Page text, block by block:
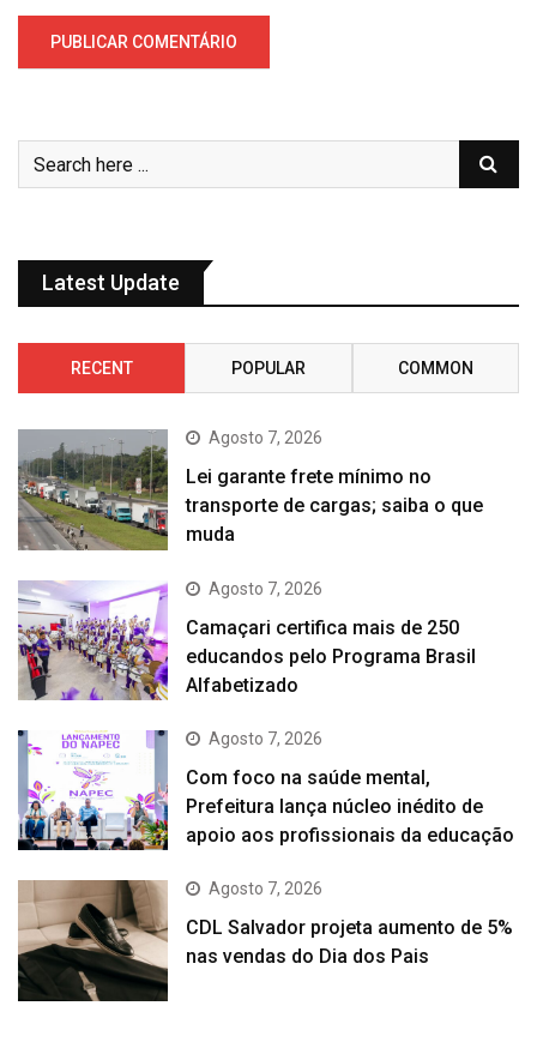
Latest Update
RECENT POPULAR COMMON
Agosto 7, 2026
Lei garante frete mínimo no
transporte de cargas; saiba o que
muda
Agosto 7, 2026
Camaçari certifica mais de 250
educandos pelo Programa Brasil
Alfabetizado
Agosto 7, 2026
Com foco na saúde mental,
Prefeitura lança núcleo inédito de
apoio aos profissionais da educação
Agosto 7, 2026
CDL Salvador projeta aumento de 5%
nas vendas do Dia dos Pais